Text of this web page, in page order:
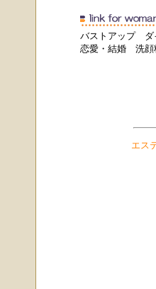
バストアップ ダ
恋愛・結婚
洗顔
エス